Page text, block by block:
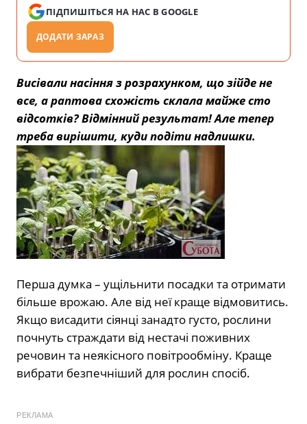
ПІДПИШІТЬСЯ НА НАС В GOOGLE
ДОДАТИ ЗАРАЗ
Висівали насіння з розрахунком, що зійде не
все, а раптова схожість склала майже сто
відсотків? Відмінний результат! Але тепер
треба вирішити, куди подіти надлишки.
Перша думка – ущільнити посадки та отримати
більше врожаю. Але від неї краще відмовитись.
Якщо висадити сіянці занадто густо, рослини
почнуть страждати від нестачі поживних
речовин та неякісного повітрообміну. Краще
вибрати безпечніший для рослин спосіб.
РЕКЛАМА